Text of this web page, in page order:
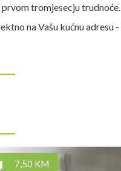
tromjesecju trudnoće.
na Vašu kućnu adresu -
7,50 KM